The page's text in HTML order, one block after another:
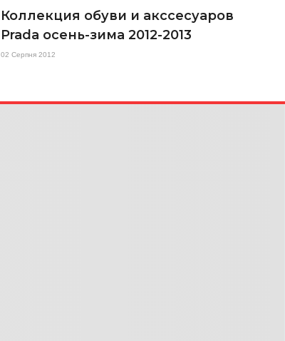
Коллекция обуви и акссесуаров
Prada осень-зима 2012-2013
02 Серпня 2012